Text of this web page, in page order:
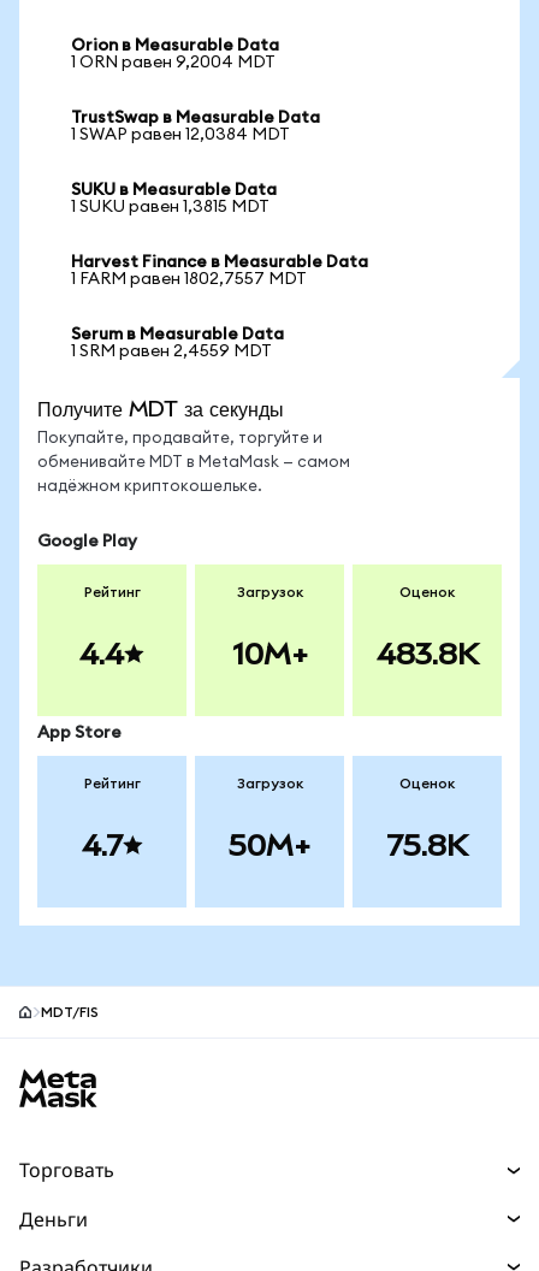
Orion в Measurable Data
1 ORN равен 9,2004 MDT
TrustSwap в Measurable Data
1 SWAP равен 12,0384 MDT
SUKU в Measurable Data
1 SUKU равен 1,3815 MDT
Harvest Finance в Measurable Data
1 FARM равен 1802,7557 MDT
Serum в Measurable Data
1 SRM равен 2,4559 MDT
Получите MDT за секунды
Покупайте, продавайте, торгуйте и
обменивайте MDT в MetaMask — самом
надёжном криптокошельке.
Google Play
Рейтинг
4.4
Загрузок
10M+
Оценок
483.8K
App Store
Рейтинг
4.7
Загрузок
50M+
Оценок
75.8K
MDT/FIS
Торговать
Деньги